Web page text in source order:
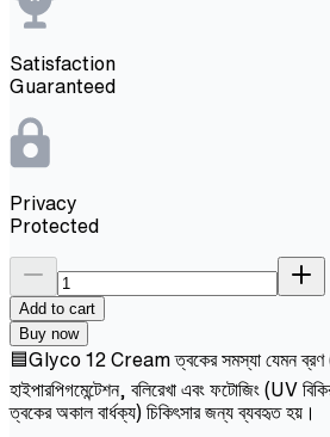
Satisfaction
Guaranteed
Privacy
Protected
Add to cart
Buy now
🟦Glyco 12 Cream ত্বকের সমস্যা যেমন ব্রণ
হাইপারপিগমেন্টেশন, বলিরেখা এবং ফটোজিং (UV
ত্বকের অকাল বার্ধক্য) চিকিৎসার জন্য ব্যবহৃত হয়।